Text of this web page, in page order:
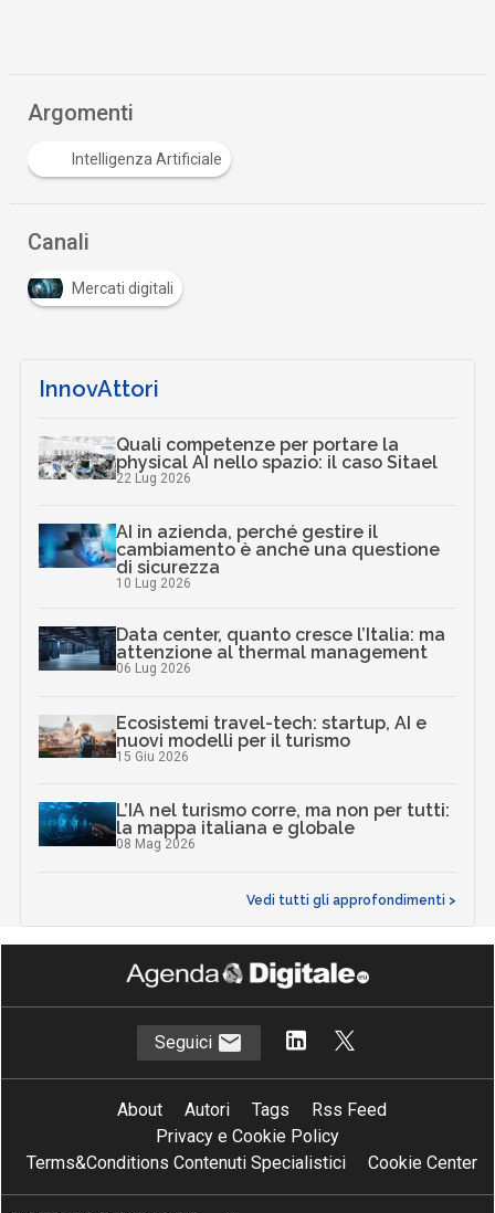
Argomenti
Intelligenza Artificiale
Canali
Mercati digitali
InnovAttori
Quali competenze per portare la
physical AI nello spazio: il caso Sitael
22 Lug 2026
AI in azienda, perché gestire il
cambiamento è anche una questione
di sicurezza
10 Lug 2026
Data center, quanto cresce l’Italia: ma
attenzione al thermal management
06 Lug 2026
Ecosistemi travel-tech: startup, AI e
nuovi modelli per il turismo
15 Giu 2026
L’IA nel turismo corre, ma non per tutti:
la mappa italiana e globale
08 Mag 2026
Vedi tutti gli approfondimenti >
Seguici
About Autori Tags
Rss Feed
Privacy e Cookie Policy
Terms&Conditions Contenuti Specialistici
Cookie Center